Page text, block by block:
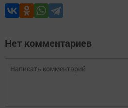
Нет комментариев